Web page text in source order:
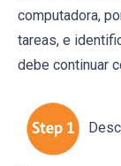
computadora,
tareas, e
debe continuar